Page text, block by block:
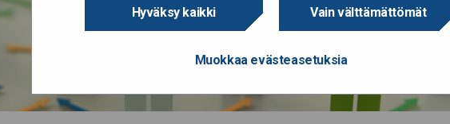
Hyväksy kaikki Vain välttämättömät
Muokkaa evästeasetuksia